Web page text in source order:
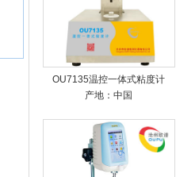
OU7135温控一体式粘度计
产地：中国